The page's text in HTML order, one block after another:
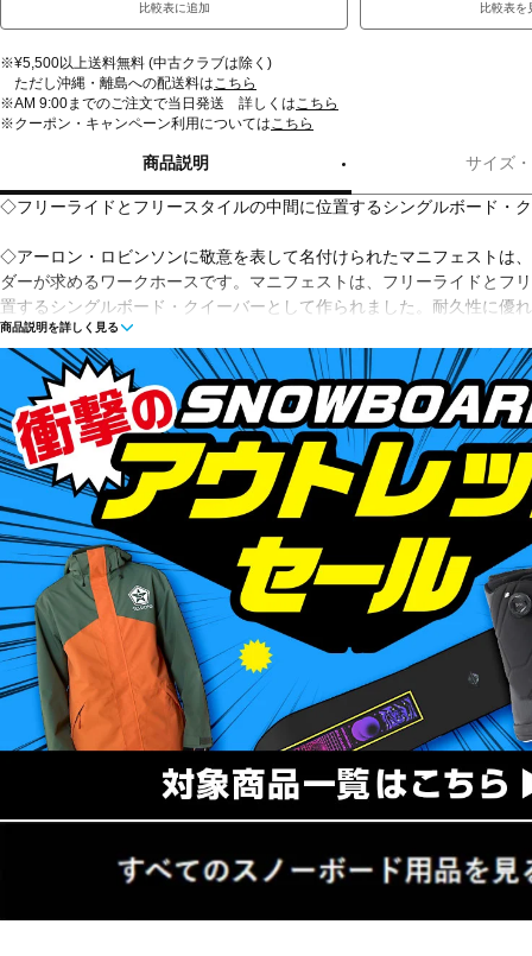
比較表に追加 比較表を
※¥5,500以上送料無料 (中古クラブは除く)
ただし沖縄・離島への配送料はこちら
※AM 9:00までのご注文で当日発送 詳しくはこちら
※クーポン・キャンペーン利用についてはこちら
商品説明 サイズ
◇フリーライドとフリースタイルの中間に位置するシングルボード・
◇アーロン・ロビンソンに敬意を表して名付けられたマニフェストは
ダーが求めるワークホースです。マニフェストは、フリーライドとフ
置するシングルボード・クイーバーとして作られました。耐久性に優
アを採用したマニフェストは、持続可能な方法で伐採された木材を使
ウンテンライディングに伴う衝撃に耐えるミッドフレックス・ディレ
マニフェストは、インサート間にキャンバー、テールに少しロッカー
かかりのないフィーリングをもたらすライズを備えたコンビネーショ
イルです。足元にはカーボンダークウェブ・ストリンガーを配置し、
びることで正確なレスポンスを確保しています。ノーズからテールま
ICG20 トライアックスファイバーグラスは、ポップ性を高め、すでに
も安定性を発揮します。
■レベル：中上級
■競技スタイル：ビッグマウンテンフリースタイル/フリーライド
■形状：ハイブリッドキャンバー
■シェイプ：ディレクショナルツイン
■構造：ハイブリッド
■ホールパターン：2×4
■フレックス：ミディアム
■有効エッジ：
147/1110mm、150/1130mm、153/1160mm、156/1180mm
147：8.4/6.3/8.4m、150：8.6/6.5/8.6m、153：8.8/6.7/8.8m、156：
商品説明を詳しく見る